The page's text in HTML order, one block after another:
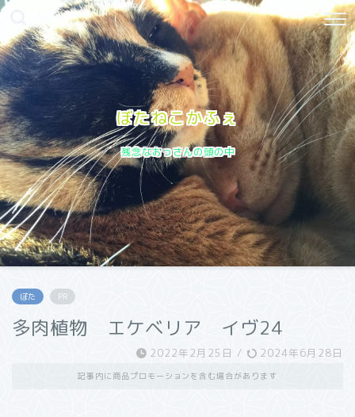
ぼたねこかふぇ
残念なおっさんの頭の中
ぼた PR
多肉植物 エケベリア イヴ24
2022年2月25日 / 2024年6月28日
記事内に商品プロモーションを含む場合があります